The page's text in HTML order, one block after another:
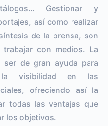
Gestionar y
así como realizar
de la prensa, son
con medios. La
ser de gran ayuda para
la visibilidad en las
ofreciendo así la
todas las ventajas que
los objetivos.